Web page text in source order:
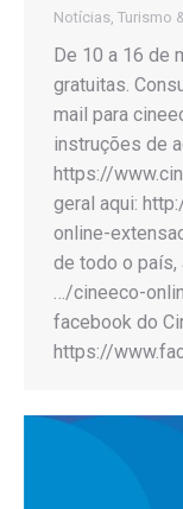
Notícias, Turismo
De 10 a 16 de
gratuitas.
mail para
instruções de
https://
geral aqui:
online-
de todo o
…/cineeco-
facebook do
https://